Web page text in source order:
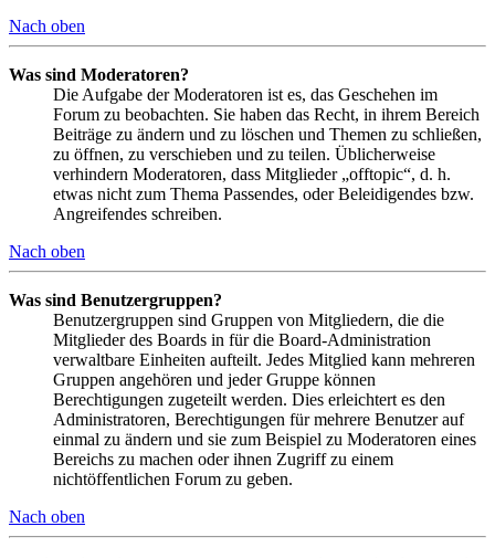
Nach oben
Was sind Moderatoren?
Die Aufgabe der Moderatoren ist es, das Geschehen im
Forum zu beobachten. Sie haben das Recht, in ihrem Bereich
Beiträge zu ändern und zu löschen und Themen zu schließen,
zu öffnen, zu verschieben und zu teilen. Üblicherweise
verhindern Moderatoren, dass Mitglieder „offtopic“, d. h.
etwas nicht zum Thema Passendes, oder Beleidigendes bzw.
Angreifendes schreiben.
Nach oben
Was sind Benutzergruppen?
Benutzergruppen sind Gruppen von Mitgliedern, die die
Mitglieder des Boards in für die Board-Administration
verwaltbare Einheiten aufteilt. Jedes Mitglied kann mehreren
Gruppen angehören und jeder Gruppe können
Berechtigungen zugeteilt werden. Dies erleichtert es den
Administratoren, Berechtigungen für mehrere Benutzer auf
einmal zu ändern und sie zum Beispiel zu Moderatoren eines
Bereichs zu machen oder ihnen Zugriff zu einem
nichtöffentlichen Forum zu geben.
Nach oben